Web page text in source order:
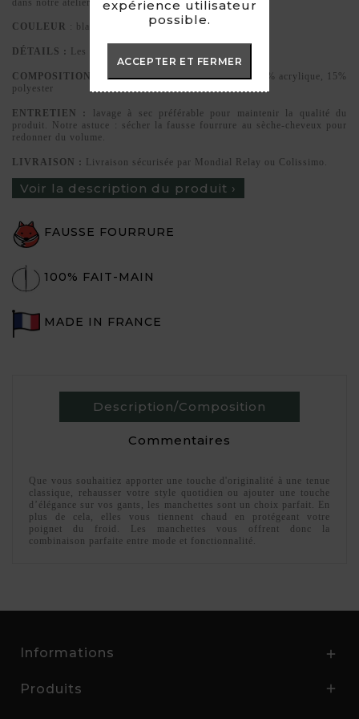
expérience utilisateur
possible.
ACCEPTER ET FERMER
dans notre atelier à Templeuve, en France.
COULEUR : blanc
DÉTAILS : Les manchettes sont élastiques
COMPOSITION :
Fausse fourrure de haute qualité, 85% acrylique, 15%
polyester
ENTRETIEN :
lavage à sec préférable pour maintenir la qualité du
produit. Notre astuce : sécher la fausse fourrure au sèche-cheveux pour
redonner du volume.
LIVRAISON : Livraison sécurisée par Mondial Relay ou Colissimo.
Voir la description du produit ›
FAUSSE FOURRURE
100% FAIT-MAIN
MADE IN FRANCE
Description/Composition
Commentaires
Que vous souhaitiez apporter une touche d'originalité à une tenue
classique, rehausser votre style quotidien ou ajouter une touche
d’élégance sur vos gants, les manchettes sont un choix parfait. En
plus de cela, elles vous tiennent chaud en protégeant votre
poignet du froid. Les manchettes vous offrent donc la
combinaison parfaite entre mode et fonctionnalité.
Informations 
Produits 